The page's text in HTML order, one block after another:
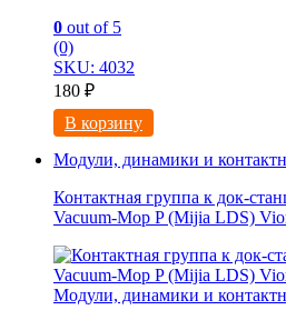
0 out of 5
(0)
SKU: 4032
180 ₽
В корзину
Модули, динамики и
Контактная группа к док-
Vacuum-Mop P (Mijia LDS)
Модули, динамики и